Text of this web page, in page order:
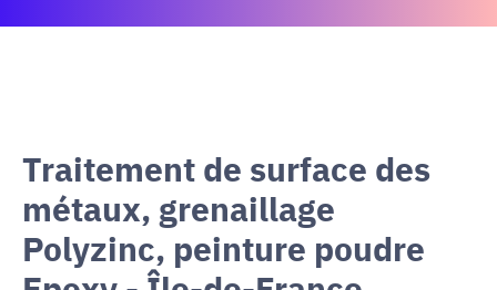
Traitement de surface des
métaux, grenaillage
Polyzinc, peinture poudre